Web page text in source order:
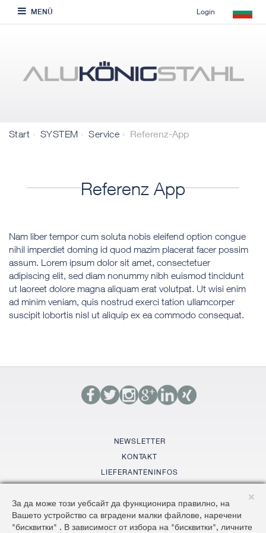
MENÜ Login
Start SYSTEM Service Referenz-App
Referenz App
Nam liber tempor cum soluta nobis eleifend option congue
nihil imperdiet doming id quod mazim placerat facer possim
assum. Lorem ipsum dolor sit amet, consectetuer
adipiscing elit, sed diam nonummy nibh euismod tincidunt
ut laoreet dolore magna aliquam erat volutpat. Ut wisi enim
ad minim veniam, quis nostrud exerci tation ullamcorper
suscipit lobortis nisl ut aliquip ex ea commodo consequat.
NEWSLETTER
KONTAKT
LIEFERANTENINFOS
SITEMAP
AGBS
За да може този уебсайт да функционира правилно, на
Вашето устройство са вградени малки файлове, наречени
"бисквитки" . В зависимост от избора на "бисквитки", личните